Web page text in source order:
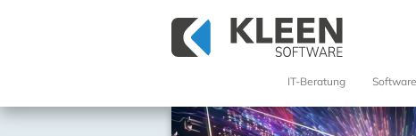
IT-Beratung Software